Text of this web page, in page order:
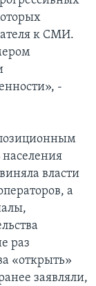
к СМИ.
-
власти
а
раз
«открыть»
заявляли,